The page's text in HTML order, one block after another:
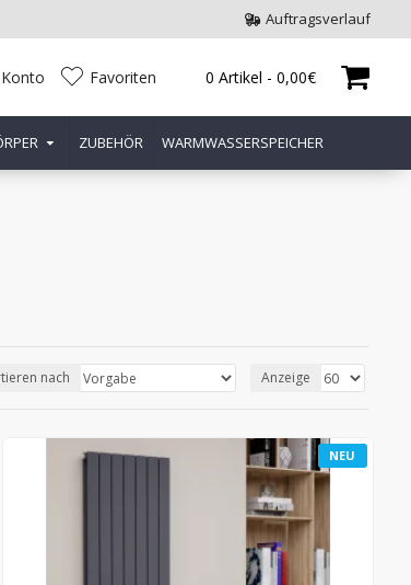
Auftragsverlauf
Favoriten 0 Artikel - 0,00€
ZUBEHÖR WARMWASSERSPEICHER
nach Anzeige
NEU